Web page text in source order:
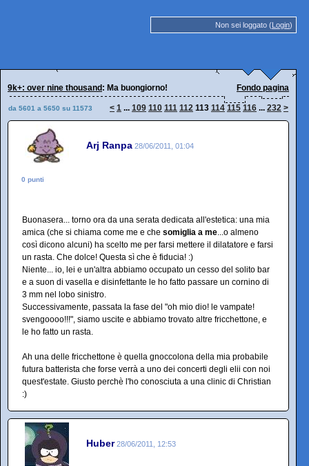
Non sei loggato (Login)
9k+: over nine thousand : Ma buongiorno! Fondo pagina
da 5601 a 5650 su 11573 < 1 ... 109 110 111 112 113 114 115 116 ... 232 >
Arj Ranpa 28/06/2011, 01:04
0 punti
Buonasera... torno ora da una serata dedicata all'estetica: una mia
amica (che si chiama come me e che somiglia a me...o almeno
così dicono alcuni) ha scelto me per farsi mettere il dilatatore e farsi
un rasta. Che dolce! Questa sì che è fiducia! :)
Niente... io, lei e un'altra abbiamo occupato un cesso del solito bar
e a suon di vasella e disinfettante le ho fatto passare un cornino di
3 mm nel lobo sinistro.
Successivamente, passata la fase del "oh mio dio! le vampate!
svengoooo!!!", siamo uscite e abbiamo trovato altre fricchettone, e
le ho fatto un rasta.
Ah una delle fricchettone è quella gnoccolona della mia probabile
futura batterista che forse verrà a uno dei concerti degli elii con noi
quest'estate. Giusto perchè l'ho conosciuta a una clinic di Christian
:)
Huber 28/06/2011, 12:53